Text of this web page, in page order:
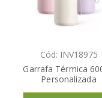
Cód: INV18975
Garrafa Térmica
Personalizada